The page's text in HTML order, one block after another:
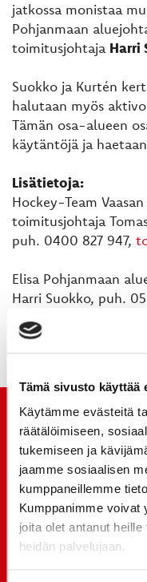
Tämä sivusto käyttää
Käytämme evästeitä
räätälöimiseen,
tukemiseen ja
jaamme sosiaalisen
kumppaneillemme
Kumppanimme voivat
joita olet antanut
heidän palvelujaan.
jatkossa monistaa
Pohjanmaan
toimitusjohtaja Harri
Suokko ja Kurtén
halutaan myös
Tämän osa-alueen
käytäntöjä ja
Lisätietoja:
Hockey-Team
toimitusjohtaja
puh. 0400 827 947,
Elisa Pohjanmaan
Harri Suokko, puh.
JOKERIT-OTTELUN
21.7. 12:00 -
TULE